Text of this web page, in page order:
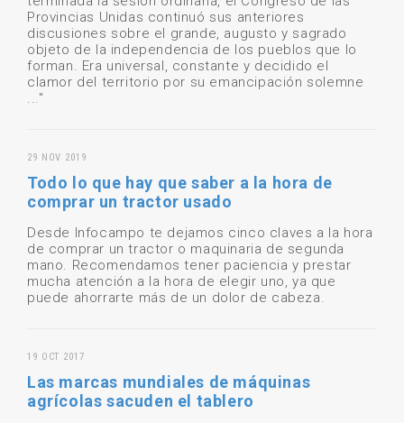
Provincias Unidas continuó sus anteriores
discusiones sobre el grande, augusto y sagrado
objeto de la independencia de los pueblos que lo
forman. Era universal, constante y decidido el
clamor del territorio por su emancipación solemne
..."
29 NOV 2019
Todo lo que hay que saber a la hora de
comprar un tractor usado
Desde Infocampo te dejamos cinco claves a la hora
de comprar un tractor o maquinaria de segunda
mano. Recomendamos tener paciencia y prestar
mucha atención a la hora de elegir uno, ya que
puede ahorrarte más de un dolor de cabeza.
19 OCT 2017
Las marcas mundiales de máquinas
agrícolas sacuden el tablero